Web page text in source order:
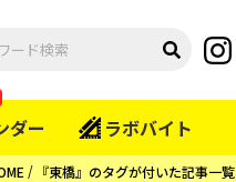
ダー ラボバイト
『東橋』のタグが付いた記事一覧